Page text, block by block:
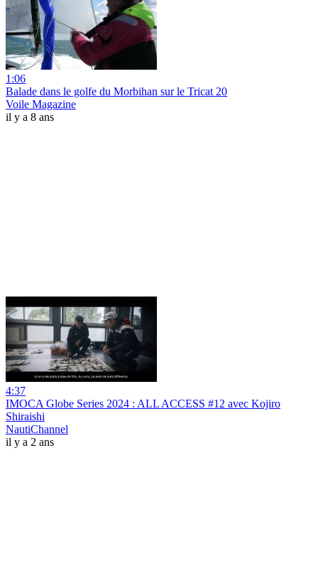
1:06
Balade dans le golfe du Morbihan sur le Tricat 20
Voile Magazine
il y a 8 ans
4:37
IMOCA Globe Series 2024 : ALL ACCESS #12 avec Kojiro
Shiraishi
NautiChannel
il y a 2 ans